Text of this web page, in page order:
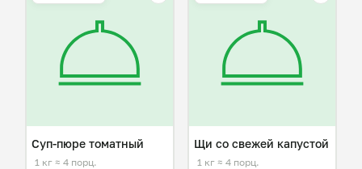
Суп-пюре томатный
1 кг ≈ 4 порц.
Щи со свежей капустой
1 кг ≈ 4 порц.